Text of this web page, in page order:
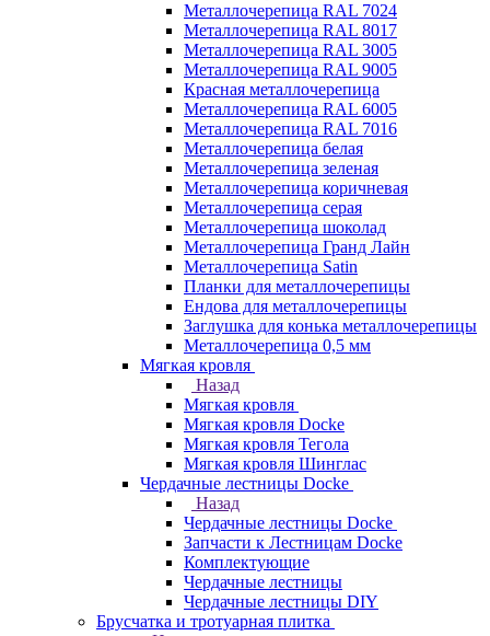
Металлочерепица RAL 7024
Металлочерепица RAL 8017
Металлочерепица RAL 3005
Металлочерепица RAL 9005
Красная металлочерепица
Металлочерепица RAL 6005
Металлочерепица RAL 7016
Металлочерепица белая
Металлочерепица зеленая
Металлочерепица коричневая
Металлочерепица серая
Металлочерепица шоколад
Металлочерепица Гранд Лайн
Металлочерепица Satin
Планки для металлочерепицы
Ендова для металлочерепицы
Заглушка для конька металлочерепицы
Металлочерепица 0,5 мм
Мягкая кровля
Назад
Мягкая кровля
Мягкая кровля Docke
Мягкая кровля Тегола
Мягкая кровля Шинглас
Чердачные лестницы Docke
Назад
Чердачные лестницы Docke
Запчасти к Лестницам Docke
Комплектующие
Чердачные лестницы
Чердачные лестницы DIY
Брусчатка и тротуарная плитка